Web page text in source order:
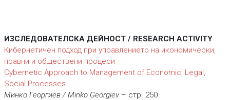
ИЗСЛЕДОВАТЕЛСКА ДЕЙНОСТ / RESEARCH ACTIVITY
Кибернетичен подход при управлението на икономически,
правни и обществени процеси
Cybernetic Approach to Management of Economic, Legal,
Social Processes
Минко Георгиев / Minko Georgiev– стр. 250